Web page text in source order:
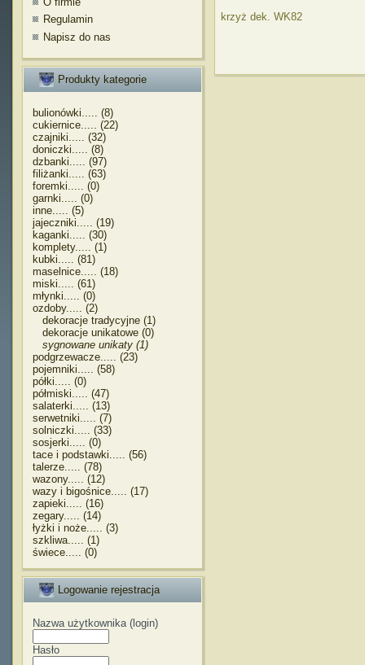
Regulamin
Napisz do nas
Produkty kategorie
bulionówki..... (8)
cukiernice..... (22)
czajniki..... (32)
doniczki..... (8)
dzbanki..... (97)
filiżanki..... (63)
foremki..... (0)
garnki..... (0)
inne..... (5)
jajeczniki..... (19)
kaganki..... (30)
komplety..... (1)
kubki..... (81)
maselnice..... (18)
miski..... (61)
młynki..... (0)
ozdoby..... (2)
dekoracje tradycyjne (1)
dekoracje unikatowe (0)
sygnowane unikaty (1)
podgrzewacze..... (23)
pojemniki..... (58)
półki..... (0)
półmiski..... (47)
salaterki..... (13)
serwetniki..... (7)
solniczki..... (33)
sosjerki..... (0)
tace i podstawki..... (56)
talerze..... (78)
wazony..... (12)
wazy i bigośnice..... (17)
zapieki..... (16)
zegary..... (14)
łyżki i noże..... (3)
szkliwa..... (1)
świece..... (0)
Logowanie rejestracja
Nazwa użytkownika (login)
Hasło
krzyż dek. WK82